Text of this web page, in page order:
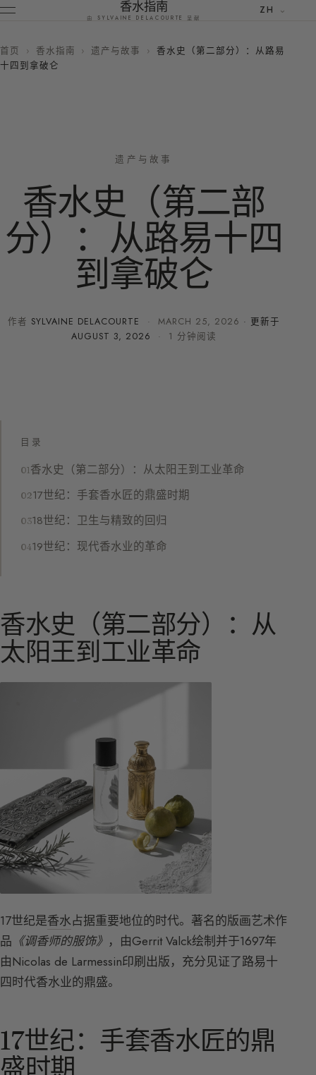
香水指南
由 SYLVAINE DELACOURTE 呈献
ZH
首页 › 香水指南 › 遗产与故事 › 香水史（第二部分）：从路易
十四到拿破仑
遗产与故事
香水史（第二部
分）：从路易十四
到拿破仑
作者 SYLVAINE DELACOURTE · MARCH 25, 2026 · 更新于
AUGUST 3, 2026
· 1 分钟阅读
目录
香水史（第二部分）：从太阳王到工业革命
17世纪：手套香水匠的鼎盛时期
18世纪：卫生与精致的回归
19世纪：现代香水业的革命
香水史（第二部分）：从
太阳王到工业革命
17世纪是香水占据重要地位的时代。著名的版画艺术作
品 《调香师的服饰》 ，由Gerrit Valck绘制并于1697年
由Nicolas de Larmessin印刷出版，充分见证了路易十
四时代香水业的鼎盛。
17世纪：手套香水匠的鼎
盛时期